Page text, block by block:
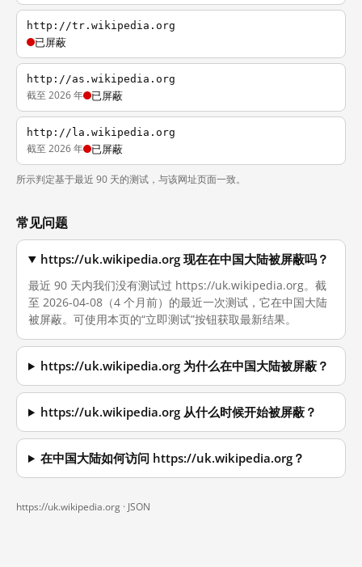
http://tr.wikipedia.org
已屏蔽
http://as.wikipedia.org
截至 2026 年 已屏蔽
http://la.wikipedia.org
截至 2026 年 已屏蔽
所示判定基于最近 90 天的测试，与该网址页面一致。
常见问题
https://uk.wikipedia.org 现在在中国大陆被屏蔽吗？
最近 90 天内我们没有测试过 https://uk.wikipedia.org。截
至 2026-04-08（4 个月前）的最近一次测试，它在中国大陆
被屏蔽。可使用本页的“立即测试”按钮获取最新结果。
https://uk.wikipedia.org 为什么在中国大陆被屏蔽？
https://uk.wikipedia.org 从什么时候开始被屏蔽？
在中国大陆如何访问 https://uk.wikipedia.org？
https://uk.wikipedia.org · JSON